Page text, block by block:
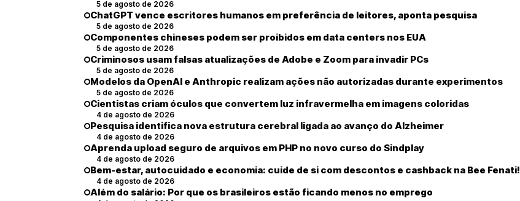
5 de agosto de 2026
ChatGPT vence escritores humanos em preferência de leitores, aponta pesquisa
5 de agosto de 2026
Componentes chineses podem ser proibidos em data centers nos EUA
5 de agosto de 2026
Criminosos usam falsas atualizações de Adobe e Zoom para invadir PCs
5 de agosto de 2026
Modelos da OpenAI e Anthropic realizam ações não autorizadas durante experimentos
5 de agosto de 2026
Cientistas criam óculos que convertem luz infravermelha em imagens coloridas
4 de agosto de 2026
Pesquisa identifica nova estrutura cerebral ligada ao avanço do Alzheimer
4 de agosto de 2026
Aprenda upload seguro de arquivos em PHP no novo curso do Sindplay
4 de agosto de 2026
Bem-estar, autocuidado e economia: cuide de si com descontos e cashback na Bee Fenati!
4 de agosto de 2026
Além do salário: Por que os brasileiros estão ficando menos no emprego